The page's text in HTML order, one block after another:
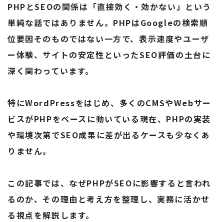
PHPとSEOの関係は「直接効く・効かない」という
単純な話ではありません。PHPはGoogleの検索順
位要因そのものではない一方で、表示速度やユーザ
ー体験、サイトの安定性といったSEO評価の土台に
深く関わっています。
特にWordPressをはじめ、多くのCMSやWebサー
ビスがPHPをベースに動いている現在、PHPの実装
や環境次第でSEO成果に差が出るケースも少なくあ
りません。
この記事では、なぜPHPがSEOに影響すると言われ
るのか、その理由と考え方を整理し、実務に活かせ
る視点を解説します。